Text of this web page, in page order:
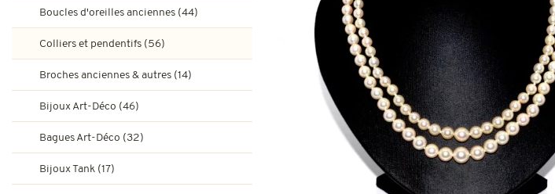
Broches anciennes & autres
Bijoux Art-Déco
Bagues Art-Déco
Bijoux Tank
Bagues Tank
Bijoux vintage
Boucles d'oreilles vintage & d'occasion
Broches et autres bijoux vintage & d'occasion
Bagues de fiançailles rubis
Bagues de fiançailles émeraude
Créations en pierres de couleur
Boucles d'oreilles anciennes (44)
Colliers et pendentifs (56)
Broches anciennes & autres (14)
Bijoux Art-Déco (46)
Bagues Art-Déco (32)
Bijoux Tank (17)